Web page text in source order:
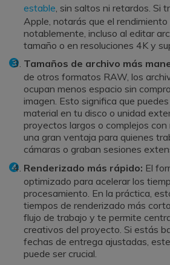
estable , sin saltos ni retardos. Si
Apple, notarás que el rendimiento
notablemente, incluso al editar
tamaño o en resoluciones 4K y
Tamaños de archivo más
de otros formatos RAW, los
ocupan menos espacio sin
imagen. Esto significa que
material en tu disco o unidad
proyectos largos o complejos con
una gran ventaja para quienes
cámaras o graban sesiones
Renderizado más rápido: El
optimizado para acelerar los
procesamiento. En la práctica,
tiempos de renderizado más
flujo de trabajo y te permite
creativos del proyecto. Si estás
fechas de entrega ajustadas,
puede ser crucial.